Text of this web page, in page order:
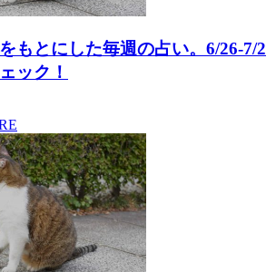
もとにした毎週の占い。6/26-7/2
ック！